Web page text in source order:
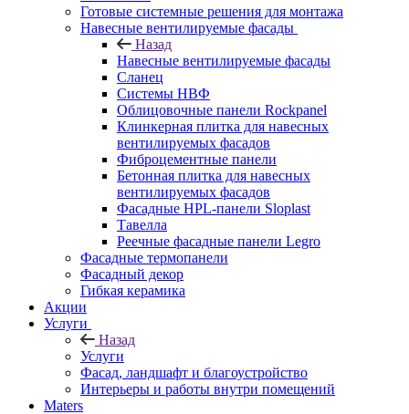
Готовые системные решения для монтажа
Навесные вентилируемые фасады
Назад
Навесные вентилируемые фасады
Сланец
Системы НВФ
Облицовочные панели Rockpanel
Клинкерная плитка для навесных
вентилируемых фасадов
Фиброцементные панели
Бетонная плитка для навесных
вентилируемых фасадов
Фасадные HPL-панели Sloplast
Тавелла
Реечные фасадные панели Legro
Фасадные термопанели
Фасадный декор
Гибкая керамика
Акции
Услуги
Назад
Услуги
Фасад, ландшафт и благоустройство
Интерьеры и работы внутри помещений
Maters